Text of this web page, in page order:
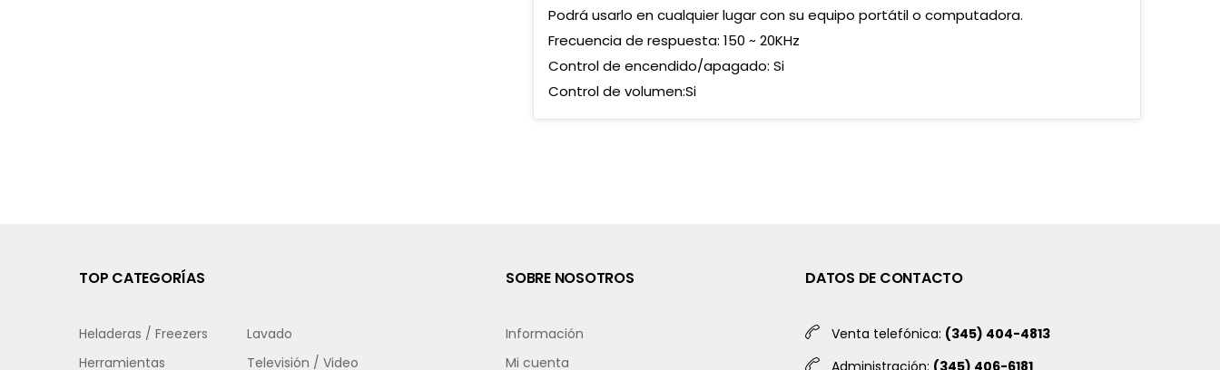
Podrá usarlo en cualquier lugar con su equipo portátil o computadora.
Frecuencia de respuesta: 150 ~ 20KHz
Control de encendido/apagado: Si
Control de volumen:Si
TOP CATEGORÍAS
Heladeras / Freezers
Lavado
Herramientas
Televisión / Video
SOBRE NOSOTROS
Información
Mi cuenta
DATOS DE CONTACTO
Venta telefónica: (345) 404-4813
Administración: (345) 406-6181